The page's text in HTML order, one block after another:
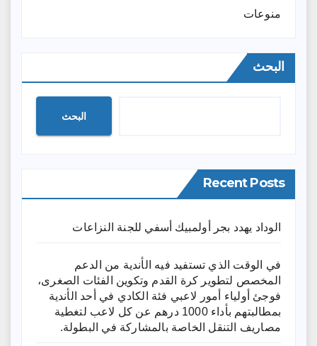
منوعات
البحث
البحث
Recent Posts
الوداد يهدد بجر أولمبيك أسفي للجنة النزاعات
في الوقت الذي تستفيد فيه الأندية من الدعم
المخصص لتطوير كرة القدم وتكوين الفئات الصغرى،
فوجئ أولياء أمور لاعبي فئة الكادي في أحد الأندية
بمطالبتهم بأداء 1000 درهم عن كل لاعب لتغطية
مصاريف التنقل الخاصة بالمشاركة في البطولة.